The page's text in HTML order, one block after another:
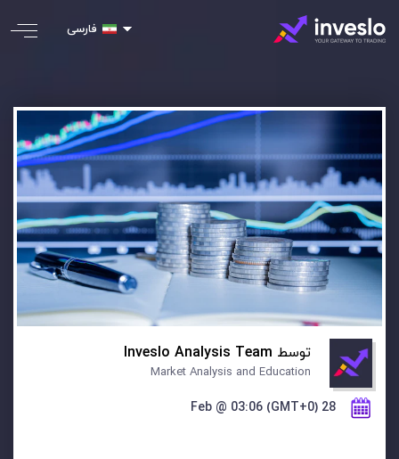
فارسی
توسط Inveslo Analysis Team
Market Analysis and Education
28 Feb @ 03:06 (GMT+0)